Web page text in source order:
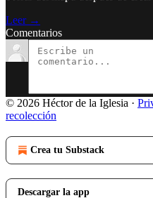
Leer →
Comentarios
© 2026 Héctor de la Iglesia ·
recolección
Crea tu Substack
Descargar la app